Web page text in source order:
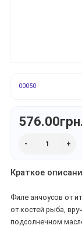
00050
Краткое
Филе анчоусов от
от костей рыба,
подсолнечном